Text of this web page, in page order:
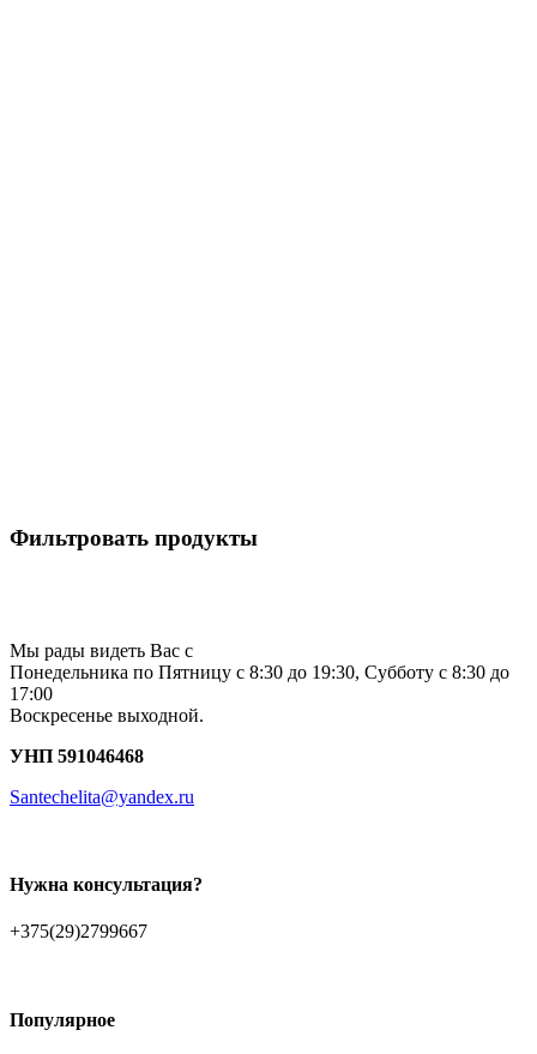
Фильтровать продукты
Мы рады видеть Вас с
Понедельника по Пятницу с 8:30 до 19:30, Субботу с 8:30 до
17:00
Воскресенье выходной.
УНП 591046468
Santechelita@yandex.ru
Нужна консультация?
+375(29)2799667
Популярное